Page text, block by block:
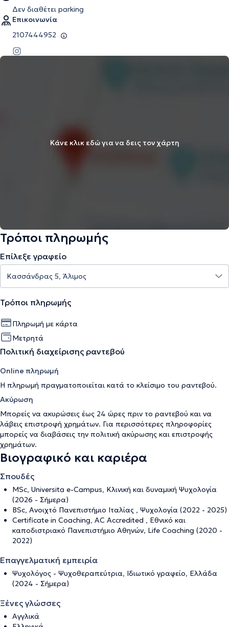
Δεν διαθέτει parking
Επικοινωνία
2107444952
Κάνε κλικ εδώ για να δεις τον χάρτη
Τρόποι πληρωμής
Επίλεξε γραφείο
Τρόποι πληρωμής
Πληρωμή με κάρτα
Μετρητά
Πολιτική διαχείρισης ραντεβού
Online πληρωμή
Η πληρωμή πραγματοποιείται κατά το κλείσιμο του ραντεβού.
Ακύρωση
Μπορείς να ακυρώσεις έως 24 ώρες πριν το ραντεβού και να
λάβεις επιστροφή χρημάτων. Για περισσότερες πληροφορίες
μπορείς να διαβάσεις την πολιτική ακύρωσης και επιστροφής
χρημάτων.
Βιογραφικό και καριέρα
Σπουδές
MSc, Universita e-Campus, Κλινική και δυναμική Ψυχολογία
(2026 - Σήμερα)
BSc, Ανοιχτό Πανεπιστήμιο Ιταλίας , Ψυχολογία (2022 - 2025)
Certificate in Coaching, AC Accredited , Εθνικό και
καποδιστριακό Πανεπιστήμιο Αθηνών, Life Coaching (2020 -
2022)
Επαγγελματική εμπειρία
Ψυχολόγος - Ψυχοθεραπεύτρια, Ιδιωτικό γραφείο, Ελλάδα
(2024 - Σήμερα)
Ξένες γλώσσες
Αγγλικά